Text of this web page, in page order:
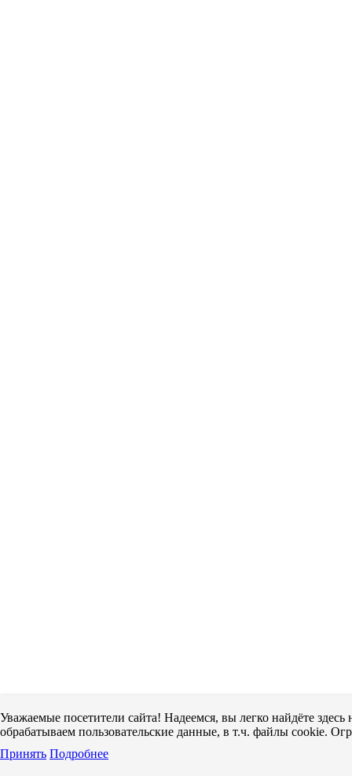
Уважаемые посетители сайта! Надеемся, вы легко найдёте
обрабатываем пользовательские данные, в т.ч. файлы cookie.
Принять Подробнее